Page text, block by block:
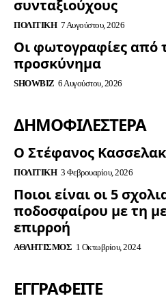
συνταξιούχους
ΠΟΛΙΤΙΚΉ 7 Αυγούστου, 2026
Οι φωτογραφίες από
προσκύνημα
SHOWBIZ 6 Αυγούστου, 2026
ΔΗΜΟΦΙΛΈΣΤΕΡΑ
Ο Στέφανος
ΠΟΛΙΤΙΚΉ 3 Φεβρουαρίου, 2026
Ποιοι είναι οι 5
ποδοσφαίρου με τη
επιρροή
ΑΘΛΗΤΙΣΜΌΣ 1 Οκτωβρίου, 2024
ΕΓΓΡΑΦΕΊΤΕ